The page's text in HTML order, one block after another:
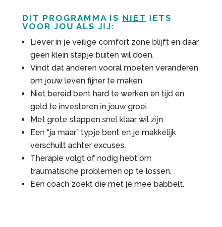
DIT PROGRAMMA IS NIET IETS
VOOR JOU ALS JIJ:
Liever in je veilige comfort zone blijft en daar
geen klein stapje buiten wil doen.
Vindt dat anderen vooral moeten veranderen
om jouw leven fijner te maken.
Niet bereid bent hard te werken en tijd en
geld te investeren in jouw groei.
Met grote stappen snel klaar wil zijn.
Een “ja maar” typje bent en je makkelijk
verschuilt achter excuses.
Therapie volgt of nodig hebt om
traumatische problemen op te lossen.
Een coach zoekt die met je mee babbelt.